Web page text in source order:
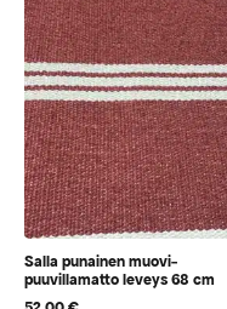
Salla punainen muovi-
puuvillamatto leveys 68 cm